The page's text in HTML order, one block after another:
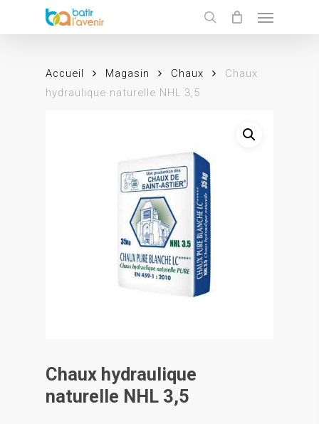
main
search
Accueil Magasin Chaux
Chaux
hydraulique naturelle NHL 3,5
Chaux hydraulique
naturelle NHL 3,5